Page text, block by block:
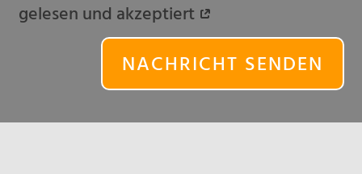
gelesen und akzeptiert
NACHRICHT SENDEN